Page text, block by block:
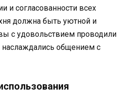
и согласованности всех
должна быть уютной и
с удовольствием проводили
наслаждались общением с